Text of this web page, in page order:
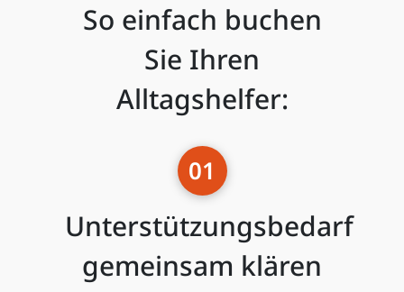
So einfach buchen
Sie Ihren
Alltagshelfer:
01
Unterstützungsbedarf
gemeinsam klären